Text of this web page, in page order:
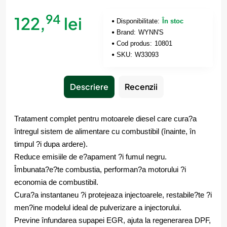
122,94 lei Disponibilitate:
În stoc
Brand: WYNN'S
Cod produs: 10801
SKU: W33093
Descriere Recenzii
Tratament complet pentru motoarele diesel care cura?a
întregul sistem de alimentare cu combustibil (înainte, în
timpul ?i dupa ardere).
Reduce emisiile de e?apament ?i fumul negru.
Îmbunata?e?te combustia, performan?a motorului ?i
economia de combustibil.
Cura?a instantaneu ?i protejeaza injectoarele, restabile?te ?i
men?ine modelul ideal de pulverizare a injectorului.
Previne înfundarea supapei EGR, ajuta la regenerarea DPF,